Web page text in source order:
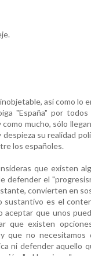
así como lo
"España" por
mucho, sólo
su realidad
los españoles.
que existen
defender el
convierten en
sustantivo es el
aceptar que unos
que existen
que no
ni defender aquello